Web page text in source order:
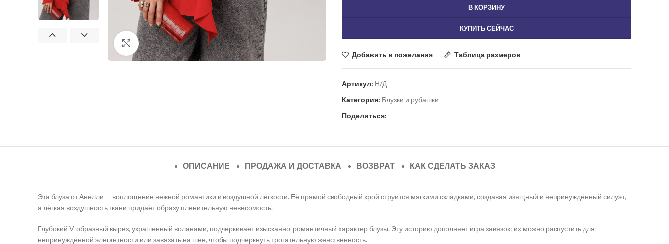
Нажмите, чтобы увеличить изображение
В КОРЗИНУ
КУПИТЬ СЕЙЧАС
Добавить в пожелания Таблица размеров
Артикул: Н/Д
Категория: Блузки и рубашки
Поделиться:
ОПИСАНИЕ ПРОДАЖА И ДОСТАВКА ВОЗВРАТ КАК СДЕЛАТЬ ЗАКАЗ
Эта блуза от Анелли — воплощение нежной романтики и воздушной лёгкости. Её прямой свободный крой струится мягкими складками, создавая изящный и непринуждённый силуэт,
а лёгкая воздушность ткани придаёт образу пленительную невесомость.
Глубокий V-образный вырез, украшенный воланами, подчеркивает изысканно-романтичный характер блузы. Эту историю дополняет игра завязок: их можно распустить для
непринуждённой элегантности или завязать на шее, чтобы подчеркнуть трогательную женственность.